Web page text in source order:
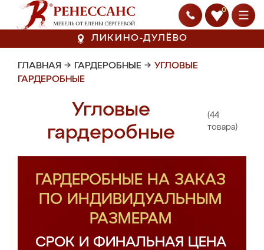
0
ЛИКИНО-ДУЛЁВО
ГЛАВНАЯ → ГАРДЕРОБНЫЕ → УГЛОВЫЕ
ГАРДЕРОБНЫЕ
Угловые
гардеробные
(44
товара)
ГАРДЕРОБНЫЕ НА ЗАКАЗ
ПО ИНДИВИДУАЛЬНЫМ
РАЗМЕРАМ
СРОК И ФИНАЛЬНАЯ ЦЕНА